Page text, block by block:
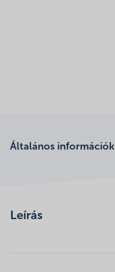
Általános információk
Leírás